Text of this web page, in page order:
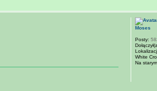
Moses
Posty:
White
Na